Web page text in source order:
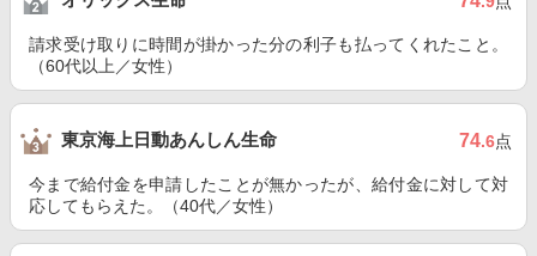
請求受け取りに時間が掛かった分の利子も払ってくれたこと。
（60代以上／女性）
東京海上日動あんしん生命 74.6点
今まで給付金を申請したことが無かったが、給付金に対して対
応してもらえた。（40代／女性）